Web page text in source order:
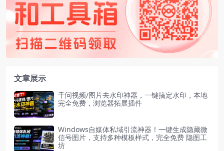
文章展示
千问视频/图片去水印神器，一键搞定水印，本地
完全免费，浏览器拓展插件
Windows自媒体私域引流神器！一键生成隐藏微
信号图片，支持多种模板样式，完全免费 隐图工
坊